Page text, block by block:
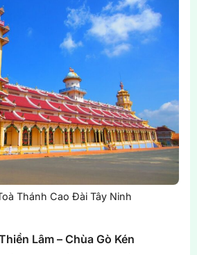
Thánh Cao Đài Tây Ninh
Lâm – Chùa Gò Kén